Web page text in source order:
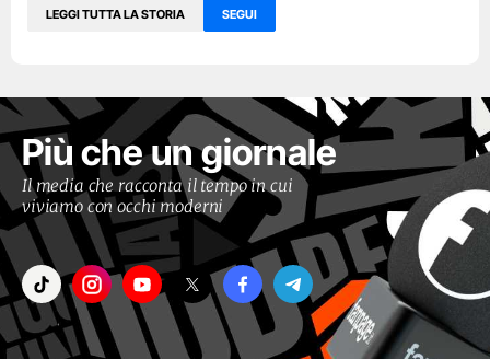
LEGGI TUTTA LA STORIA SEGUI
Più che un giornale
Il media che racconta il tempo in cui
viviamo con occhi moderni